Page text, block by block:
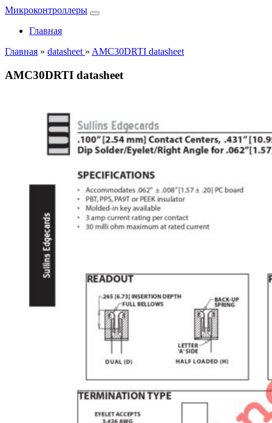
Микроконтроллеры
Главная
Главная » datasheet » AMC30DRTI datasheet
AMC30DRTI datasheet